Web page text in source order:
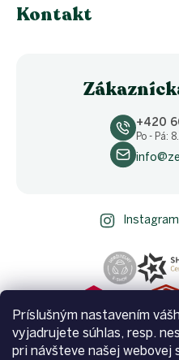
Príslušným nastavením
vyjadrujete súhlas, resp.
pri návšteve našej webovej
Kontakt
+420
Po - Pá:
Instagram